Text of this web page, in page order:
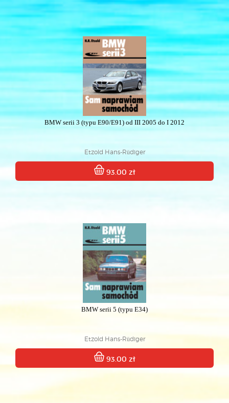
BMW serii 3 (typu E90/E91) od III 2005 do I 2012
Etzold Hans-Rüdiger
93.00 zł
BMW serii 5 (typu E34)
Etzold Hans-Rüdiger
93.00 zł